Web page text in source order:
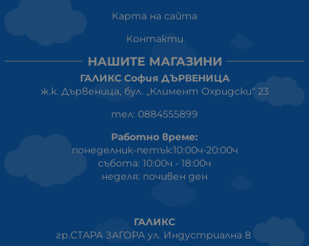
Карта на сайта
Контакти
НАШИТЕ МАГАЗИНИ
ГАЛИКС София ДЪРВЕНИЦА
ж.к. Дървеница, бул. „Климент Охридски“ 23
тел: 0884555899
Работно време:
понеделник-петък:10:00ч-20:00ч
събота: 10:00ч - 18:00ч
неделя: почивен ден
ГАЛИКС
гр.СТАРА ЗАГОРА ул. Индустриална 8